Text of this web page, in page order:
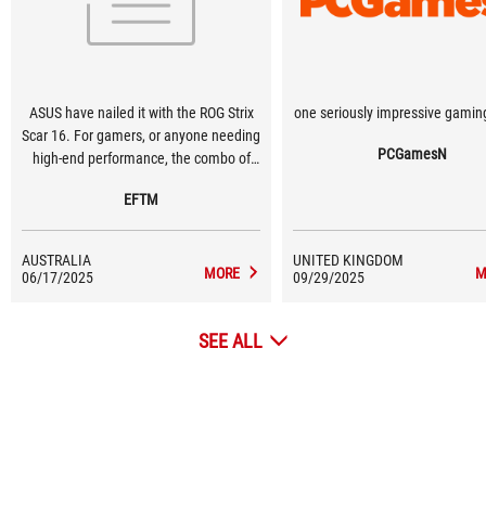
ASUS have nailed it with the ROG Strix
Scar 16. For gamers, or anyone needing
high-end performance, the combo of
with some excellent cooling makes this
a powerful system for gaming, and well,
EFTM
AUSTRALIA
06/17/2025
MORE
one seriously impressive
PCGamesN
UNITED KINGDOM
09/29/2025
SEE ALL